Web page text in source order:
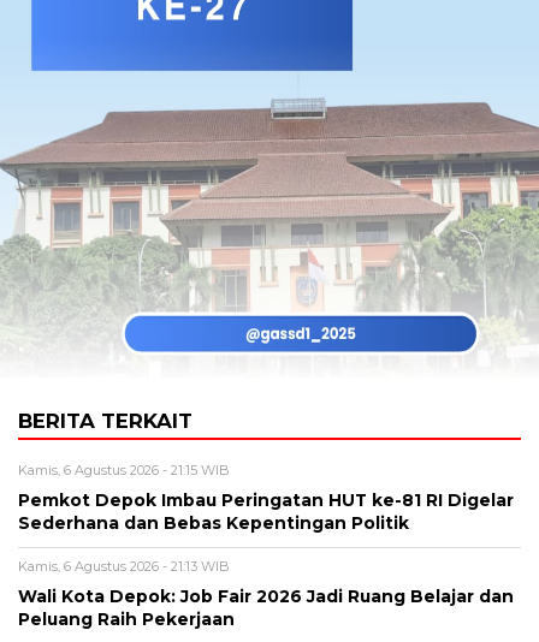
BERITA TERKAIT
Kamis, 6 Agustus 2026 - 21:15 WIB
Pemkot Depok Imbau Peringatan HUT ke-81 RI Digelar
Sederhana dan Bebas Kepentingan Politik
Kamis, 6 Agustus 2026 - 21:13 WIB
Wali Kota Depok: Job Fair 2026 Jadi Ruang Belajar dan
Peluang Raih Pekerjaan